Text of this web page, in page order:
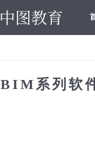
BIM系列软